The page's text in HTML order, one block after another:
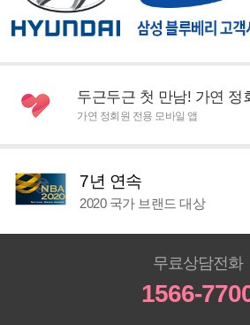
두근두근 첫 만남! 가연 정
가연 정회원 전용 모바일 앱
7년 연속
2020 국가 브랜드 대상
무료상담전화
1566-